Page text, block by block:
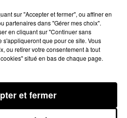
reste encore flou, on sait
de cette affaire se
habite à proximité du lieu
avant le drame. Le défunt
belge du même âge qui
fixe. Une altercation pourrait
sur "Accepter et fermer", ou affiner en
partenaires dans "Gérer mes choix".
en cliquant sur "Continuer sans
s'appliqueront que pour ce site. Vous
ou retirer votre consentement à tout
situé en bas de chaque page.
et fermer